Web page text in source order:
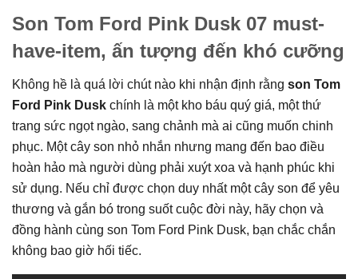
Son Tom Ford Pink Dusk 07 must-
have-item, ấn tượng đến khó cưỡng
Không hề là quá lời chút nào khi nhận định rằng son Tom
Ford Pink Dusk chính là một kho báu quý giá, một thứ
trang sức ngọt ngào, sang chảnh mà ai cũng muốn chinh
phục. Một cây son nhỏ nhắn nhưng mang đến bao điều
hoàn hảo mà người dùng phải xuýt xoa và hạnh phúc khi
sử dụng. Nếu chỉ được chọn duy nhất một cây son để yêu
thương và gắn bó trong suốt cuộc đời này, hãy chọn và
đồng hành cùng son Tom Ford Pink Dusk, bạn chắc chắn
không bao giờ hối tiếc.